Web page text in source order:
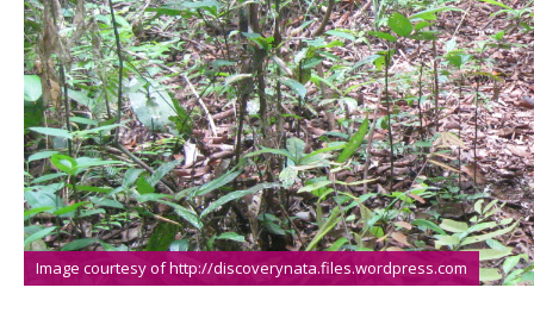
Image courtesy of http://discoverynata.files.wordpress.com